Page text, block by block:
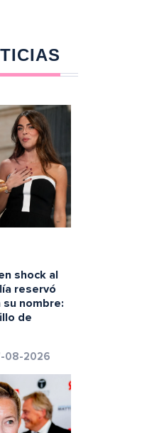
shock al
reservó
nombre:
de
08-2026